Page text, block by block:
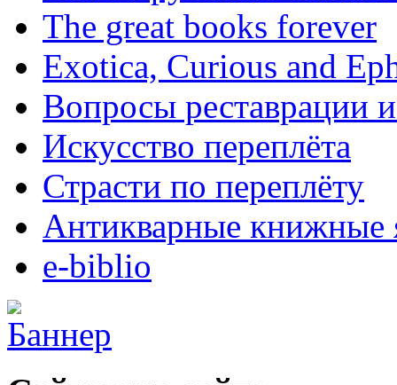
The great books forever
Exotica, Curious and
Вопросы реставрации
Искусство переплёта
Страсти по переплёту
Антикварные книжные
e-biblio